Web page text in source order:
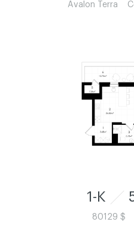
Avalon Terra
1-К
80129 $